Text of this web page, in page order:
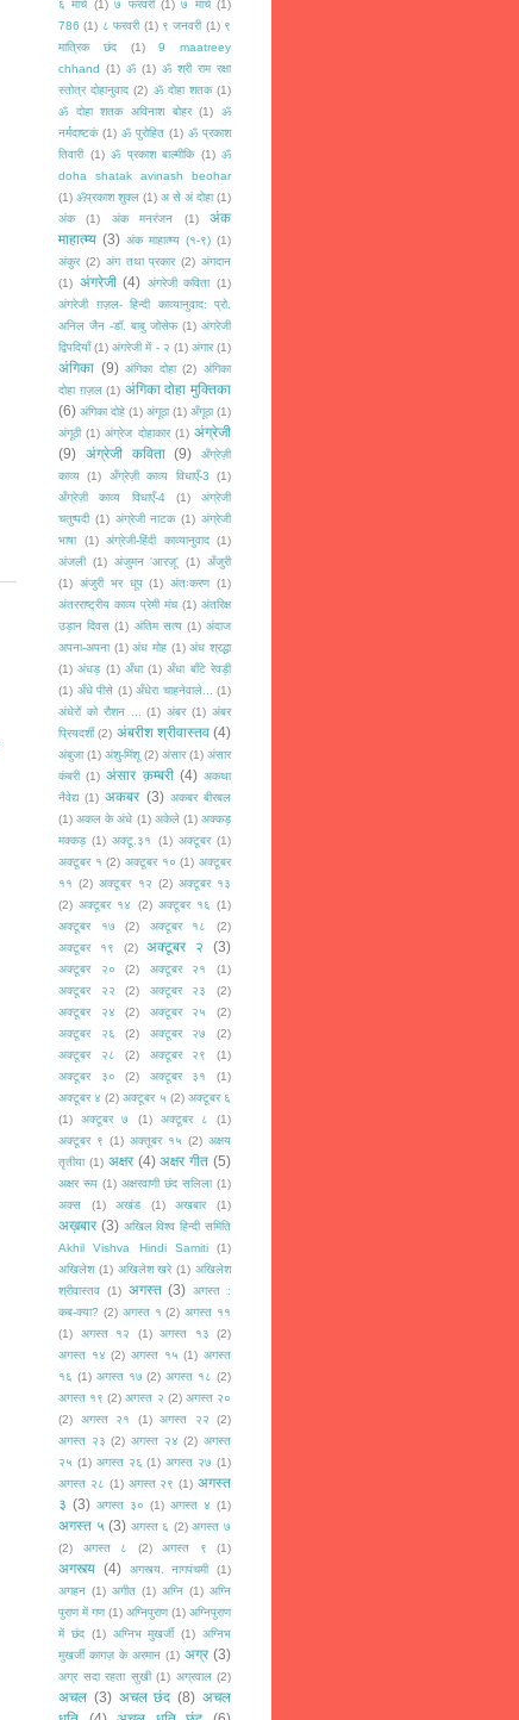
६ मार्च (1) ७ फरवरी (1) ७ मार्च (1)
786 (1) ८ फरवरी (1) ९ जनवरी (1) ९
मात्रिक छंद
(1)
9 maatreey
chhand (1) ॐ (1) ॐ श्री राम रक्षा
स्तोत्र दोहानुवाद (2) ॐ दोहा शतक (1)
ॐ दोहा शतक अविनाश बोहर
(1)
ॐ
नर्मदाष्टकं (1) ॐ पुरोहित (1) ॐ प्रकाश
तिवारी (1) ॐ प्रकाश बाल्मीकि (1) ॐ
doha shatak avinash beohar
(1) ॐप्रकाश शुक्ल (1) अ से अं दोहा (1)
अंक
(1) अंक मनरंजन (1)
अंक
माहात्म्य (3) अंक माहात्म्य (१-९) (1)
अंकुर (2) अंग तथा प्रकार (2) अंगदान
(1) अंगरेजी (4) अंगरेजी कविता (1)
अंगरेजी ग़ज़ल- हिन्दी काव्यानुवाद: प्रो.
अनिल जैन -डॉ. बाबु जोसेफ (1) अंगरेजी
द्विपदियाँ (1) अंगरेजी में - २ (1) अंगार (1)
अंगिका (9) अंगिका दोहा (2) अंगिका
दोहा ग़ज़ल (1) अंगिका दोहा मुक्तिका
(6) अंगिका दोहे (1) अंगूठा (1) अँगूठा (1)
अंगूठी (1) अंग्रेज दोहाकार (1) अंग्रेजी
(9)
अंग्रेजी कविता (9)
अँग्रेज़ी
काव्य (1) अँग्रेज़ी काव्य विधाएँ-3
(1)
अँग्रेज़ी काव्य विधाएँ-4
(1)
अंग्रेजी
चतुष्पदी (1) अंग्रेजी नाटक (1) अंग्रेजी
भाषा
(1) अंग्रेजी-हिंदी काव्यानुवाद (1)
अंजली (1) अंजुमन 'आरज़ू' (1) अँजुरी
(1) अंजुरी भर धूप (1) अंतःकरण (1)
अंतरराष्ट्रीय काव्य प्रेमी मंच (1) अंतरिक्ष
उड़ान दिवस (1) अंतिम सत्य (1) अंदाज
अपना-अपना (1) अंध मोह (1) अंध श्रद्धा
(1) अंधड़ (1) अँधा (1) अँधा बाँटे रेवड़ी
(1) अँधे पीसे (1) अँधेरा चाहनेवाले...
(1)
अंधेरों को रौशन ...
(1) अंबर (1) अंबर
प्रियदर्शी (2) अंबरीश श्रीवास्तव (4)
अंबुजा (1) अंशु-मिंशू (2) अंसार (1) अंसार
कंबरी (1) अंसार क़म्बरी (4) अकथा
नैवेद्य (1) अकबर (3) अकबर बीरबल
(1) अकल के अंधे (1) अकेले (1) अक्कड़
मक्कड़ (1) अक्टू.३१ (1) अक्टूबर (1)
अक्टूबर १ (2) अक्टूबर १० (1) अक्टूबर
११ (2) अक्टूबर १२ (2) अक्टूबर १३
(2) अक्टूबर १४ (2) अक्टूबर १६ (1)
अक्टूबर १७
(2) अक्टूबर १८
(2)
अक्टूबर १९
(2) अक्टूबर २ (3)
अक्टूबर २० (2) अक्टूबर २१
(1)
अक्टूबर २२
(2) अक्टूबर २३
(2)
अक्टूबर २४
(2) अक्टूबर २५
(2)
अक्टूबर २६
(2) अक्टूबर २७
(2)
अक्टूबर २८
(2) अक्टूबर २९
(1)
अक्टूबर ३०
(2) अक्टूबर ३१
(1)
अक्टूबर ४ (2) अक्टूबर ५ (2) अक्टूबर ६
(1)
अक्टूबर ७ (1) अक्टूबर ८
(1)
अक्टूबर ९ (1) अक्तूबर १५ (2) अक्षय
तृतीया (1) अक्षर (4) अक्षर गीत (5)
अक्षर रूप (1) अक्षरवाणी छंद सलिला (1)
अक्स
(1) अखंड (1) अखबार (1)
अख़बार (3) अखिल विश्व हिन्दी समिति
Akhil Vishva Hindi Samiti
(1)
अखिलेश (1) अखिलेश खरे (1) अखिलेश
श्रीवास्तव (1) अगस्त (3) अगस्त :
कब-क्या? (2) अगस्त १ (2) अगस्त ११
(1)
अगस्त १२ (1) अगस्त १३
(2)
अगस्त १४ (2) अगस्त १५ (1) अगस्त
१६ (1) अगस्त १७ (2) अगस्त १८ (2)
अगस्त १९ (2) अगस्त २ (2) अगस्त २०
(2)
अगस्त २१ (1) अगस्त २२
(2)
अगस्त २३ (2) अगस्त २४ (2) अगस्त
२५ (1) अगस्त २६ (1) अगस्त २७ (1)
अगस्त २८ (1) अगस्त २९ (1) अगस्त
३ (3) अगस्त ३० (1) अगस्त ४ (1)
अगस्त ५ (3) अगस्त ६ (2) अगस्त ७
(2)
अगस्त ८ (2) अगस्त ९ (1)
अगस्त्य (4) अगस्त्य. नागपंचमी
(1)
अगहन (1) अगीत (1) अग्नि (1) अग्नि
पुराण में गण (1) अग्निपुराण (1) अग्निपुराण
में छंद (1) अग्निभ मुखर्जी (1) अग्निभ
मुखर्जी कागज़ के अरमान (1) अग्र (3)
अग्र सदा रहता सुखी (1) अग्रवाल (2)
अचल (3) अचल छंद (8) अचल